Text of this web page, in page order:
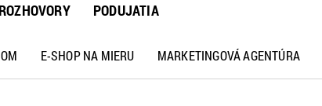
ROZHOVORY PODUJATIA
E-SHOP NA MIERU MARKETINGOVÁ AGENTÚRA